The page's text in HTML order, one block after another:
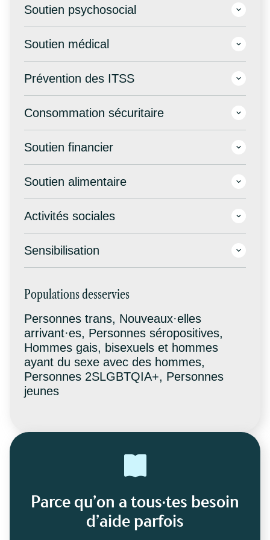
Soutien psychosocial
Soutien médical
Prévention des ITSS
Consommation sécuritaire
Soutien financier
Soutien alimentaire
Activités sociales
Sensibilisation
Populations desservies
Personnes trans, Nouveaux·elles
arrivant·es, Personnes séropositives,
Hommes gais, bisexuels et hommes
ayant du sexe avec des hommes,
Personnes 2SLGBTQIA+, Personnes
jeunes
Parce qu’on a tous·tes besoin
d’aide parfois